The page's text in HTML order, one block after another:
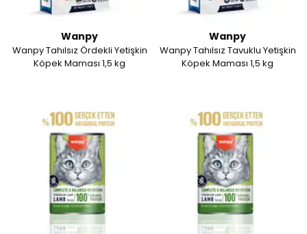
Wanpy
Wanpy Tahılsız Ördekli Yetişkin
Köpek Maması 1,5 kg
Wanpy
Wanpy Tahılsız Tavuklu Yetişkin
Köpek Maması 1,5 kg